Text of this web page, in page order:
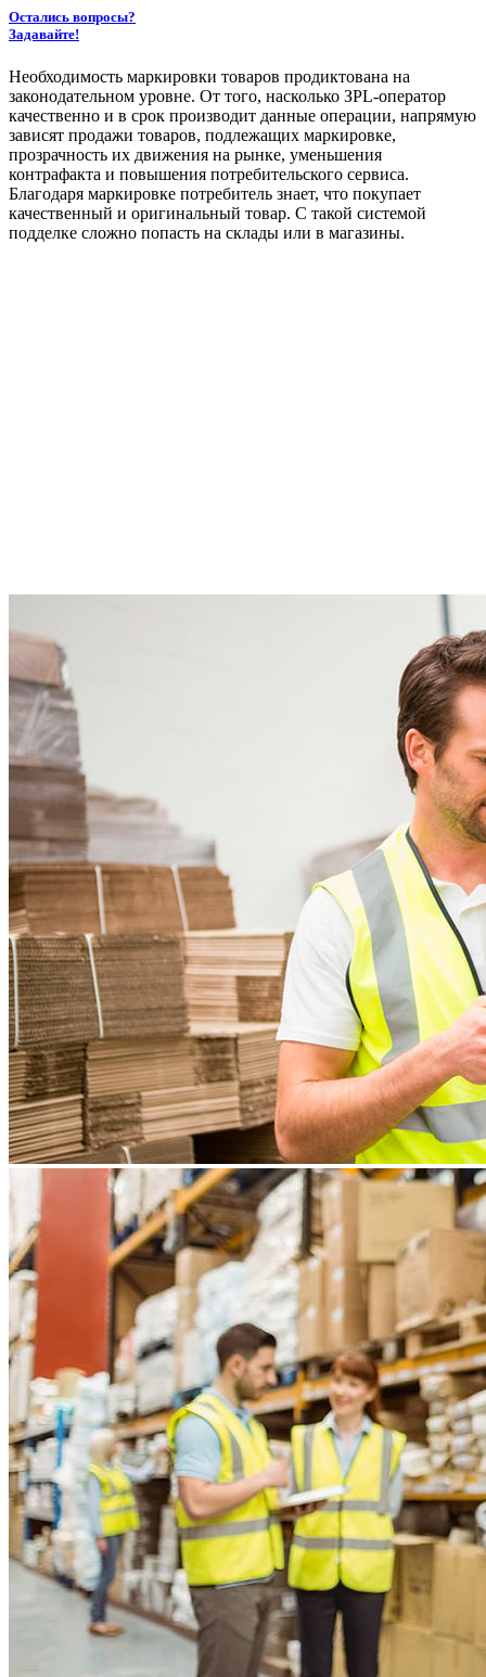
Остались вопросы?
Задавайте!
Необходимость маркировки товаров продиктована на
законодательном уровне. От того, насколько ЗPL-оператор
качественно и в срок производит данные операции, напрямую
зависят продажи товаров, подлежащих маркировке,
прозрачность их движения на рынке, уменьшения
контрафакта и повышения потребительского сервиса.
Благодаря маркировке потребитель знает, что покупает
качественный и оригинальный товар. С такой системой
подделке сложно попасть на склады или в магазины.